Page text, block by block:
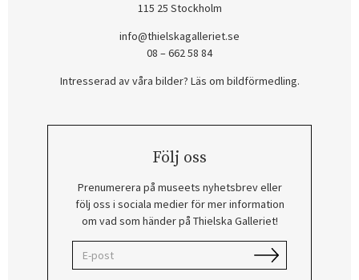
115 25 Stockholm
info@thielskagalleriet.se
08 – 662 58 84
Intresserad av våra bilder? Läs om bildförmedling.
Följ oss
Prenumerera på museets nyhetsbrev eller
följ oss i sociala medier för mer information
om vad som händer på Thielska Galleriet!